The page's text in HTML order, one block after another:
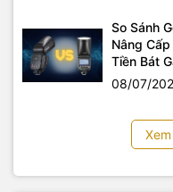
So Sánh
Nâng
Tiền Bát
08/07/